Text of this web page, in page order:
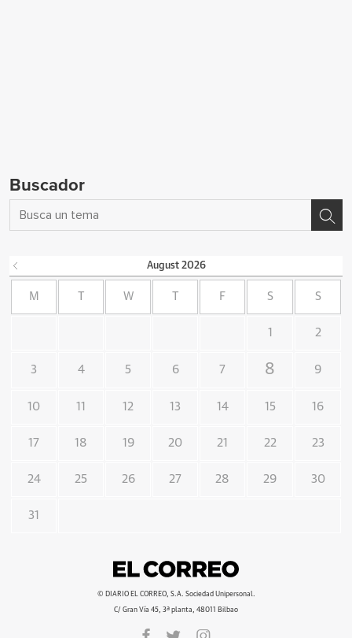
Buscador
August 2026
M W F S S
1 2
3 4 5 6 7 8 9
10 11 12 13 14 15 16
17 18 19 20 21 22 23
24 25 26 27 28 29 30
31
© DIARIO EL CORREO, S.A. Sociedad Unipersonal.
C/ Gran Vía 45, 3ª planta, 48011 Bilbao